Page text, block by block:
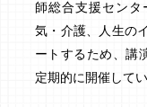
師総合支援センタ
気・介護、人生の
ートするため、講
定期的に開催してい